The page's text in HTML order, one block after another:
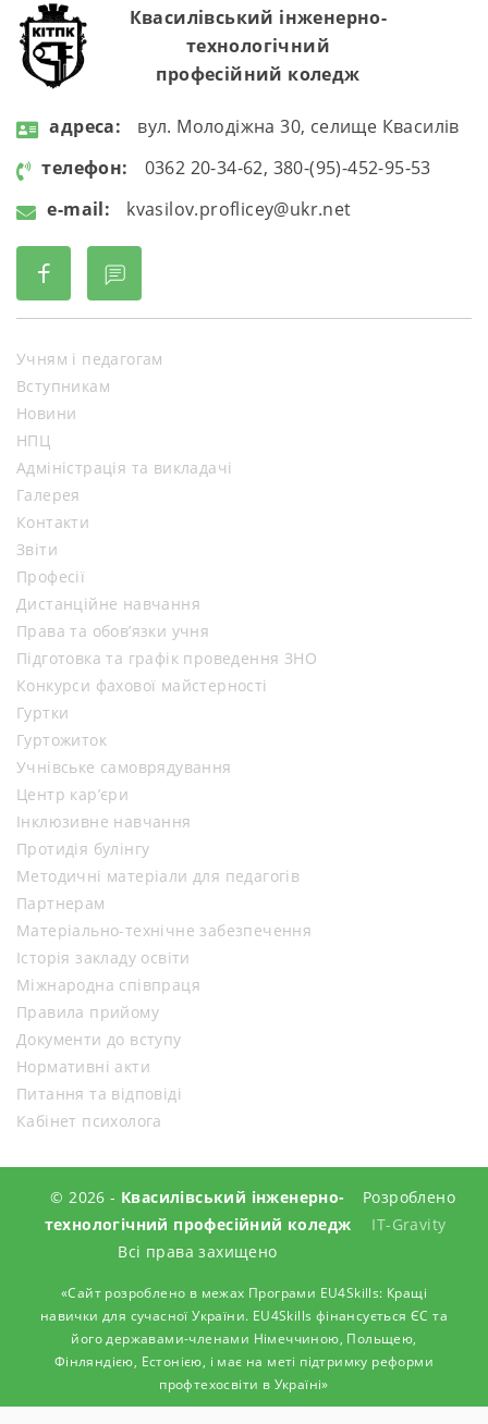
Квасилівський інженерно-
технологічний
професійний коледж
aдресa:
вул. Молодіжна 30, селище Квасилів
телефон:
0362 20-34-62, 380-(95)-452-95-53
e-mail:
kvasilov.proflicey@ukr.net
Учням і педагогам
Вступникам
Новини
НПЦ
Адміністрація та викладачі
Галерея
Контакти
Звіти
Професії
Дистанційне навчання
Права та обов’язки учня
Підготовка та графік проведення ЗНО
Конкурси фахової майстерності
Гуртки
Гуртожиток
Учнівське самоврядування
Центр кар’єри
Інклюзивне навчання
Протидія булінгу
Методичні матеріали для педагогів
Партнерам
Матеріально-технічне забезпечення
Історія закладу освіти
Міжнародна співпраця
Правила прийому
Документи до вступу
Нормативні акти
Питання та відповіді
Кабінет психолога
© 2026 - Квасилівський інженерно-
технологічний професійний коледж
Всі права захищено
Розроблено
IT-Gravity
«Сайт розроблено в межах Програми EU4Skills: Кращі
навички для сучасної України. EU4Skills фінансується ЄС та
його державами-членами Німеччиною, Польщею,
Фінляндією, Естонією, і має на меті підтримку реформи
профтехосвіти в Україні»